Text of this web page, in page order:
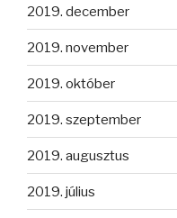
2019. december
2019. november
2019. október
2019. szeptember
2019. augusztus
2019. július